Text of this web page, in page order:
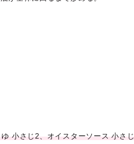
小さじ2、オイスターソース 小さじ